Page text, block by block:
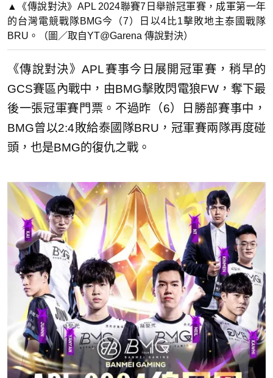
▲《傳說對決》APL 2024聯賽7日舉辦冠軍賽，成軍第一年
的台灣電競戰隊BMG今（7）日以4比1擊敗地主泰國戰隊
BRU。（圖／取自YT@Garena 傳說對決）
《傳說對決》APL賽事今日展開冠軍賽，稍早的
GCS賽區內戰中，由BMG擊敗閃電狼FW，奪下最
後一張冠軍賽門票。不過昨（6）日勝部賽事中，
BMG曾以2:4敗給泰國隊BRU，冠軍賽兩隊再度碰
頭，也是BMG的復仇之戰。